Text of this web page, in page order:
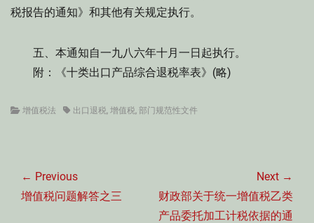
税报告的通知》和其他有关规定执行。
五、本通知自一九八六年十月一日起执行。
附：《十类出口产品综合退税率表》(略)
Categories
增值税法 Tags出口退税, 增值税, 部门规范性文件
章
导
← Previous
Previous
增值税问题解答之三
Next →
Next
post:
财政部关于统一增值税乙类
产品委托加工计税依据的通